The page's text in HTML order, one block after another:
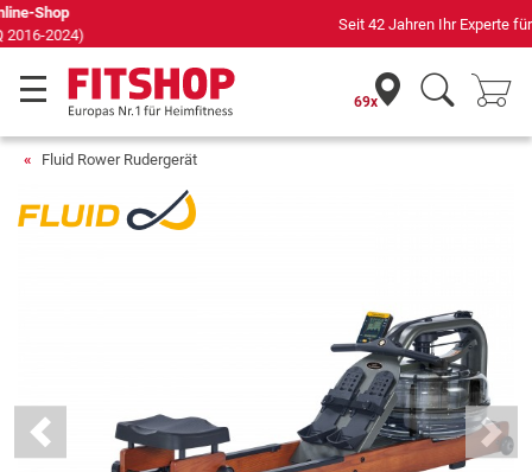
Seit 42 Jahren Ihr Experte für Heimfitness
69x
Fluid Rower Rudergerät
Previous Next